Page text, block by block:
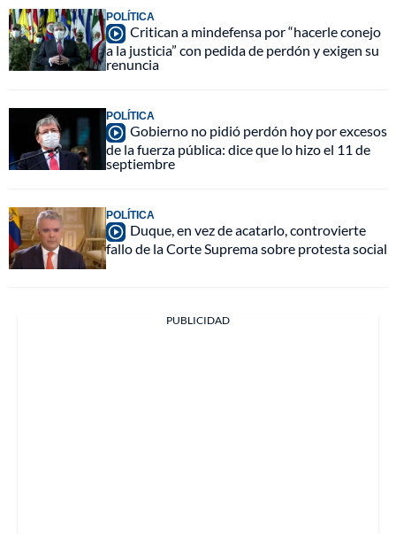
POLÍTICA
Critican a mindefensa por “hacerle conejo
a la justicia” con pedida de perdón y exigen su
renuncia
POLÍTICA
Gobierno no pidió perdón hoy por excesos
de la fuerza pública: dice que lo hizo el 11 de
septiembre
POLÍTICA
Duque, en vez de acatarlo, controvierte
fallo de la Corte Suprema sobre protesta social
PUBLICIDAD